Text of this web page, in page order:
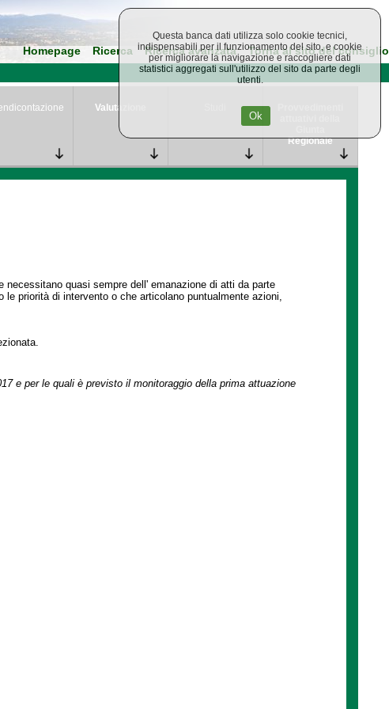
Homepage Ricerca Ricerca avanzata Torna al sito del consiglio
Valutazione
Regionale
quasi sempre dell' emanazione di atti da parte
priorità di intervento o che articolano puntualmente azioni,
e per le quali è previsto il monitoraggio della prima attuazione
Questa banca dati utilizza solo cookie tecnici,
indispensabili per il funzionamento del sito, e cookie
per migliorare la navigazione e raccogliere dati
statistici aggregati sull'utilizzo del sito da parte degli
utenti.
Ok